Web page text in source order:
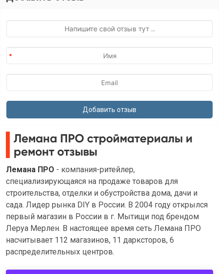
Лемана ПРО стройматериалы и
ремонт отзывы
Лемана ПРО - компания-ритейлер,
специализирующаяся на продаже товаров для
строительства, отделки и обустройства дома, дачи и
сада. Лидер рынка DIY в России. В 2004 году открылся
первый магазин в России в г. Мытищи под брендом
Леруа Мерлен. В настоящее время сеть Лемана ПРО
насчитывает 112 магазинов, 11 дарксторов, 6
распределительных центров.